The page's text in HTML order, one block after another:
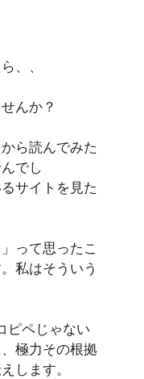
、、
んか？
ら読んでみた
でし
サイトを見た
って思ったこ
私はそういう
ピペじゃない
極力その根拠
します。